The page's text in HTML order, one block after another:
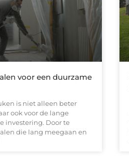
voor een duurzame
is niet alleen beter
ook voor de lange
investering. Door te
die lang meegaan en